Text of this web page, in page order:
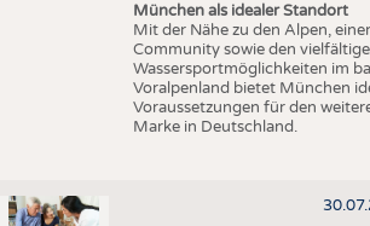
München als idealer Standort
Mit der Nähe zu den Alpen,
Community sowie den
Wassersportmöglichkeiten im
Voralpenland bietet München
Voraussetzungen für den
Marke in Deutschland.